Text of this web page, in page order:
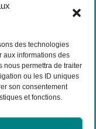
des technologies
aux informations des
nous permettra de traiter
ou les ID uniques
son consentement
et fonctions.